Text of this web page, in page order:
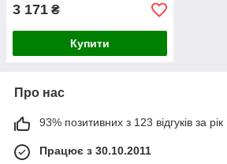
3 171 ₴
Купити
Про нас
93% позитивних з 123 відгуків за рік
Працює з 30.10.2011